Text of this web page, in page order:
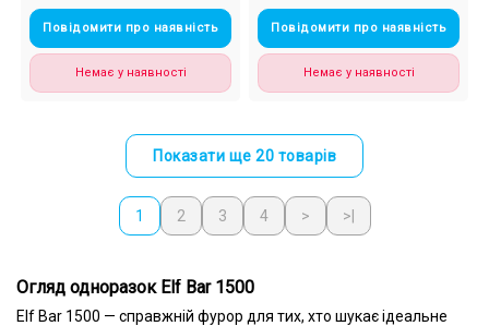
Повідомити про наявність
Немає у наявності
Повідомити про наявність
Немає у наявності
Показати ще 20 товарів
1 2 3 4 > >|
Огляд одноразок Elf Bar 1500
Elf Bar 1500 — справжній фурор для тих, хто шукає ідеальне